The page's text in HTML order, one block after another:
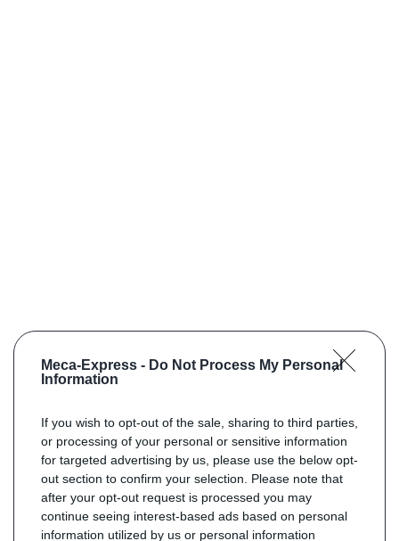
Meca-Express - Do Not Process My Personal
Information
If you wish to opt-out of the sale, sharing to third parties,
or processing of your personal or sensitive information
for targeted advertising by us, please use the below opt-
out section to confirm your selection. Please note that
after your opt-out request is processed you may
continue seeing interest-based ads based on personal
information utilized by us or personal information